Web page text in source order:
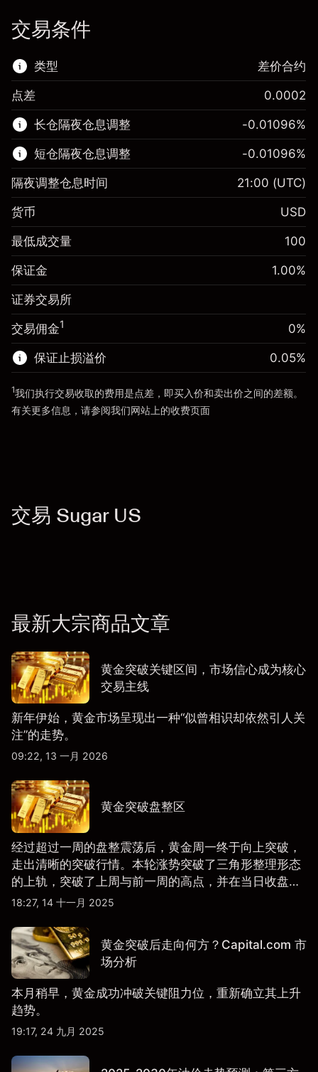
交易条件
类型
该金融市场可进行差价合约交易。
了解更多:
差价合约
差价合约
点差 0.0002
长仓隔夜仓息调整
保证金。您的投资 $1,000.00
隔夜仓息
-0.01096
%
(-$10.96)
使用杠杆的交易规模（大约值）
来自杠杆的资金 - 美元（大约值）
前往平台
-0.01096%
短仓隔夜仓息调整
保证金。您的投资 $1,000.00
隔夜仓息
来自头寸全值的费用
-0.01096
(-$10.96)
使用杠杆的交易规模（大约值）
来自杠杆的资金 - 美元（大约值）
$99,000.00
前往平台
-0.01096%
隔夜调整仓息时间 21:00 (UTC)
货币 USD
最低成交量 100
保证金 1.00%
证券交易所
交易佣金1 0%
保证止损溢价 0.05%
1我们执行交易收取的费用是点差，即买入价和卖出价之间的差额。
有关更多信息，请参阅我们网站上的收费页面
交易 Sugar US
最新大宗商品文章
黄金突破关键区间，市场信心成为核心
交易主线
新年伊始，黄金市场呈现出一种“似曾相识却依然引人关
注”的走势。
09:22, 13 一月 2026
黄金突破盘整区
经过超过一周的盘整震荡后，黄金周一终于向上突破，
走出清晰的突破行情。本轮涨势突破了三角形整理形态
的上轨，突破了上周与前一周的高点，并在当日收盘时
站上全日高位。
18:27, 14 十一月 2025
黄金突破后走向何方？Capital.com 市
场分析
本月稍早，黄金成功冲破关键阻力位，重新确立其上升
趋势。
19:17, 24 九月 2025